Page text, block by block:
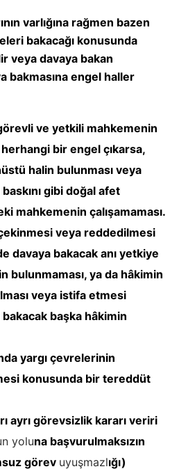
varlığına rağmen bazen
bakacağı konusunda
veya davaya bakan
bakmasına engel haller
ve yetkili mahkemenin
bir engel çıkarsa,
halin bulunması veya
gibi doğal afet
mahkemenin çalışamaması.
veya reddedilmesi
davaya bakacak anı yetkiye
bulunmaması, ya da hâkimin
veya istifa etmesi
başka hâkimin
yargı çevrelerinin
konusunda bir tereddüt
ayrı görevsizlik kararı veriri
yoluna başvurulmaksızın
görev uyuşmazlığı)